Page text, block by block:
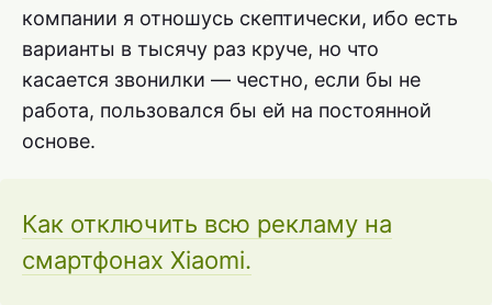
компании я отношусь скептически, ибо есть
варианты в тысячу раз круче, но что
касается звонилки — честно, если бы не
работа, пользовался бы ей на постоянной
основе.
Как отключить всю рекламу на
смартфонах Xiaomi.